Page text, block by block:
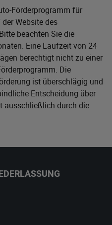
Förderprogramm für
Website des
beachten Sie die
Eine Laufzeit von 24
berechtigt nicht zu einer
Die
ist überschlägig und
Entscheidung über
ausschließlich durch die